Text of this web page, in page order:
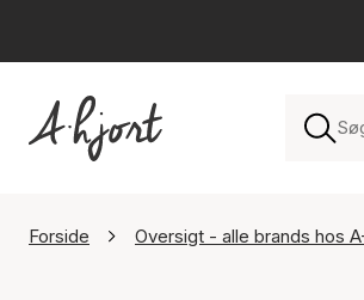
Forside Oversigt - alle brands hos